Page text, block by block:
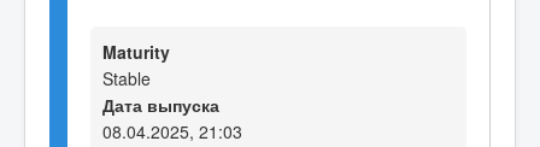
Maturity
Stable
Дата выпуска
08.04.2025, 21:03